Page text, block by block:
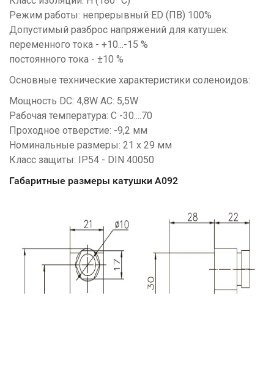
Режим работы: непрерывный ED (ПВ) 100%
Допустимый разброс напряжений для катушек:
переменного тока - +10...-15 %
постоянного тока - ±10 %
Основные технические характеристики соленоидов:
Мощность DC: 4,8W AC: 5,5W
Рабочая температура: С -30....70
Проходное отверстие: -9,2 мм
Номинальные размеры: 21 х 29 мм
Класс защиты: IP54 - DIN 40050
Габаритные размеры катушки А092